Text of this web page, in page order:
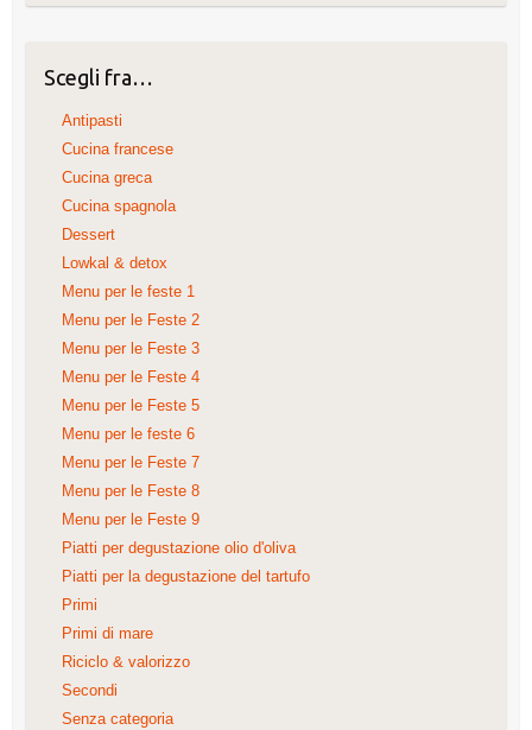
Scegli fra…
Antipasti
Cucina francese
Cucina greca
Cucina spagnola
Dessert
Lowkal & detox
Menu per le feste 1
Menu per le Feste 2
Menu per le Feste 3
Menu per le Feste 4
Menu per le Feste 5
Menu per le feste 6
Menu per le Feste 7
Menu per le Feste 8
Menu per le Feste 9
Piatti per degustazione olio d'oliva
Piatti per la degustazione del tartufo
Primi
Primi di mare
Riciclo & valorizzo
Secondi
Senza categoria